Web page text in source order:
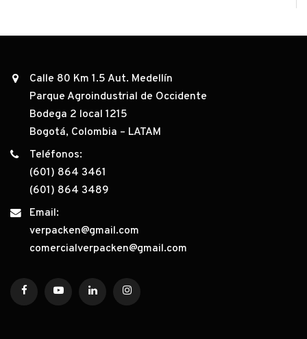
Calle 80 Km 1.5 Aut. Medellín
Parque Agroindustrial de Occidente
Bodega 2 local 1215
Bogotá, Colombia – LATAM
Teléfonos:
(601) 864 3461
(601) 864 3489
Email:
verpacken@gmail.com
comercialverpacken@gmail.com